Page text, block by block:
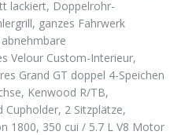
lackiert, Doppelrohr-
ganzes Fahrwerk
Velour Custom-Interieur,
Grand GT doppel 4-Speichen
Kenwood R/TB,
2 Sitzplätze,
1800, 350 cui / 5.7 L V8 Motor